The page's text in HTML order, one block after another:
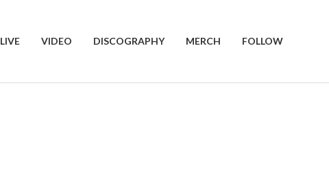
LIVE VIDEO DISCOGRAPHY MERCH FOLLOW